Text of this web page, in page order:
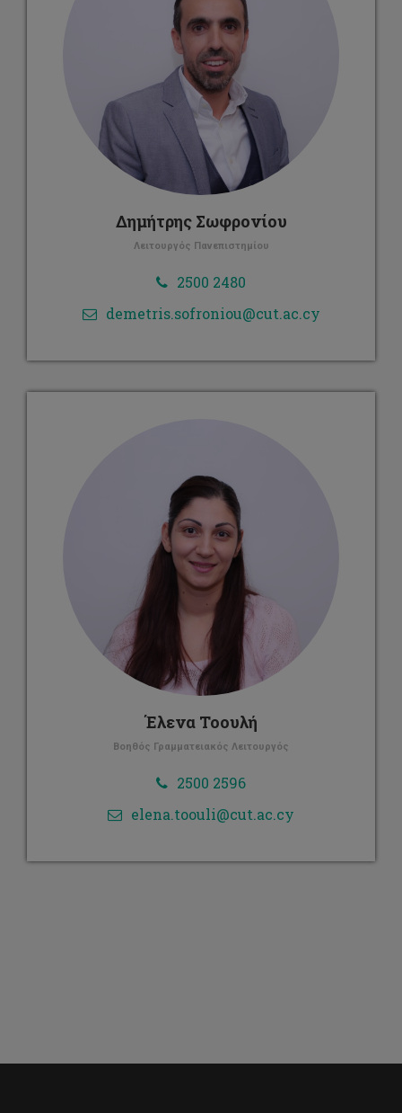
Δημήτρης Σωφρονίου
Λειτουργός Πανεπιστημίου
2500 2480
demetris.sofroniou@cut.ac.cy
Έλενα Τοουλή
Βοηθός Γραμματειακός Λειτουργός
2500 2596
elena.toouli@cut.ac.cy